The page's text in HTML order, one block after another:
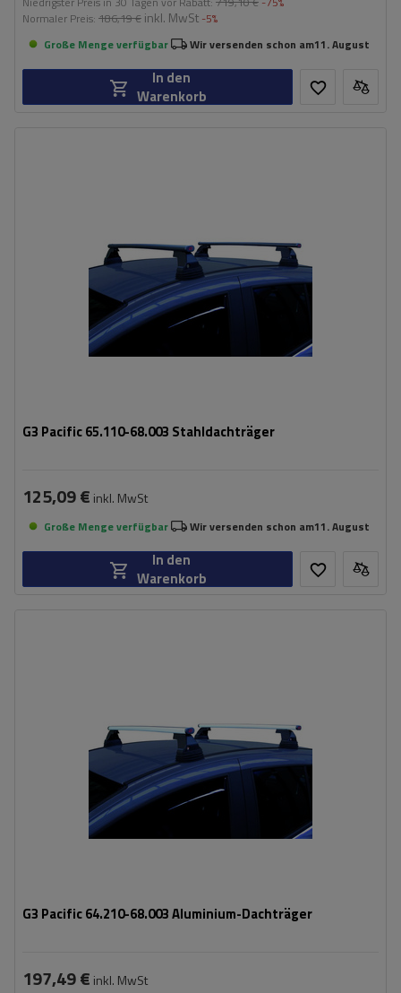
Normaler Preis: 186,19 € inkl. MwSt -5%
Große Menge verfügbar
Wir versenden schon am11. August
In den
Warenkorb
G3 Pacific 65.110-68.003 Stahldachträger
125,09 € inkl. MwSt
Große Menge verfügbar Wir versenden schon am11. August
In den
Warenkorb
G3 Pacific 64.210-68.003 Aluminium-Dachträger
197,49 € inkl. MwSt